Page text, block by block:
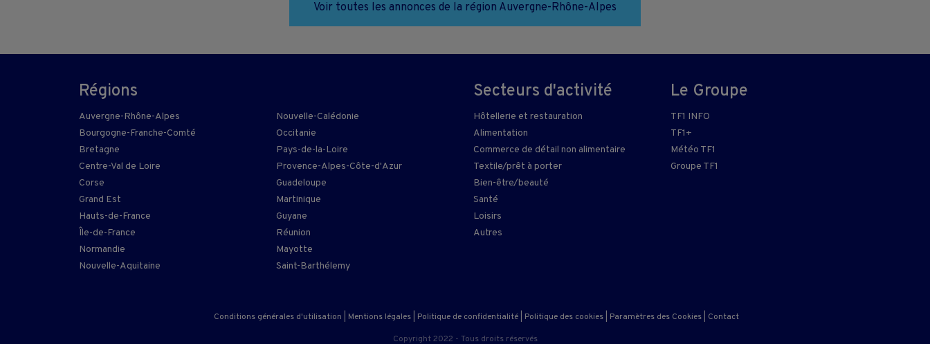
Voir toutes les annonces de la région Auvergne-Rhône-Alpes
Régions
Auvergne-Rhône-Alpes
Bourgogne-Franche-Comté
Bretagne
Centre-Val de Loire
Corse
Grand Est
Hauts-de-France
Île-de-France
Normandie
Nouvelle-Aquitaine
Nouvelle-Calédonie
Occitanie
Pays-de-la-Loire
Provence-Alpes-Côte-d'Azur
Guadeloupe
Martinique
Guyane
Réunion
Mayotte
Saint-Barthélemy
Secteurs d'activité
Hôtellerie et restauration
Alimentation
Commerce de détail non alimentaire
Textile/prêt à porter
Bien-être/beauté
Santé
Loisirs
Autres
Le Groupe
TF1 INFO
TF1+
Météo TF1
Groupe TF1
Conditions générales d'utilisation Mentions légales Politique de confidentialité Politique des cookies Paramètres des Cookies
Contact
Copyright 2022 - Tous droits réservés